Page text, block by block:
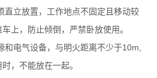
直立放置，工作地点不固定且移动较
上，防止倾倒，严禁卧放使用。
电气设备，与明火距离不少于10m,
，不能放在一起。